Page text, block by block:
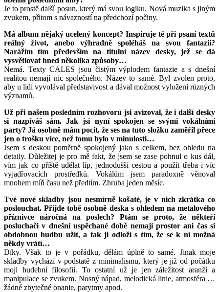
Je to prostě další posun, který má svou logiku. Nová muzika s jiným
zvukem, přitom s návazností na předchozí počiny.
Má album nějaký ucelený koncept? Inspiruje tě při psaní textů
reálný život, anebo výhradně spoléháš na svou fantazii?
Narážím tím především na titulní název desky, jež se dá
vysvětlovat hned několika způsoby…
Nemá. Texty CALES jsou čistým výplodem fantazie a s dnešní
realitou nemají nic společného. Název to samé. Byl zvolen proto,
aby u lidí vyvolával představivost a dával možnost vyložení různých
významů.
Už při našem posledním rozhovoru jsi avizoval, že i další desky
si nazpíváš sám. Jak jsi nyní spokojen se svými vokálními
party? Já osobně mám pocit, že ses na tuto složku zaměřil přece
jen o trošku více, než tomu bylo v minulosti…
Jsem s deskou poměrně spokojený jako s celkem, bez ohledu na
detaily. Důležitej je pro mě fakt, že jsem se zase pohnul o kus dál,
vím jak co příště udělat líp, jednodušší cestou a použít třeba i víc
vyjadřovacích prostředků. Vokálům jsem paradoxně věnoval
mnohem míň času než předtím. Zhruba jeden měsíc.
Tvé nové skladby jsou nesmírně košaté, je v nich zkrátka co
poslouchat. Přijde tobě osobně deska s ohledem na metalového
příznivce náročná na poslech? Ptám se proto, že někteří
posluchači v dnešní uspěchané době nemají prostor ani čas si
obdobnou hudbu užít, a tak ji odloží s tím, že se k ní možná
někdy vrátí…
Díky. Však to je v pořádku, dělám úplně to samé. Jinak moje
skladby vychází v podstatě z minimalismu, který je již od počátku
moji hudební filosofií. To ostatní už je jen záležitost aranží a
manipulace se zvukem. Nosný nápad, melodická linie, atmosféra …
žádné zbytečné onanie, parytmy apod.